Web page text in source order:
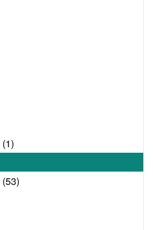
(1)
(53)